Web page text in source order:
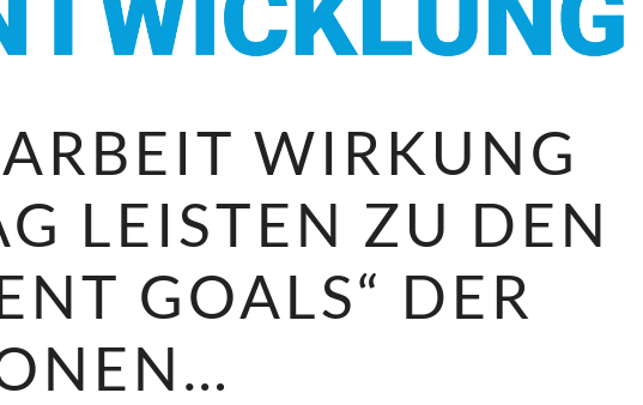
WIRKUNG
LEISTEN ZU DEN
GOALS“ DER